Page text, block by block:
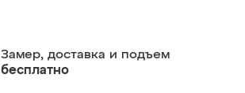
Замер, доставка и подъем
бесплатно